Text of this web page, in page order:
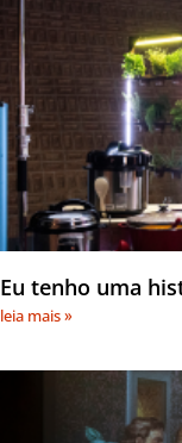
Eu tenho uma
leia mais »